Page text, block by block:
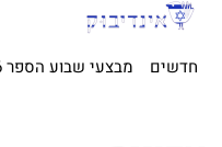
חדשים מבצעי שבוע הספר 2026